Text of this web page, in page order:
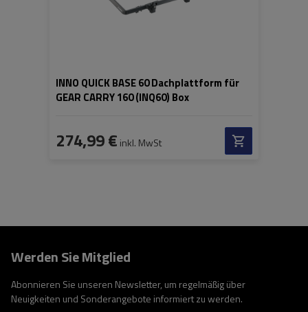
INNO QUICK BASE 60 Dachplattform für
GEAR CARRY 160 (INQ60) Box
274,99 € inkl. MwSt
Werden Sie Mitglied
Abonnieren Sie unseren Newsletter, um regelmäßig über
Neuigkeiten und Sonderangebote informiert zu werden.